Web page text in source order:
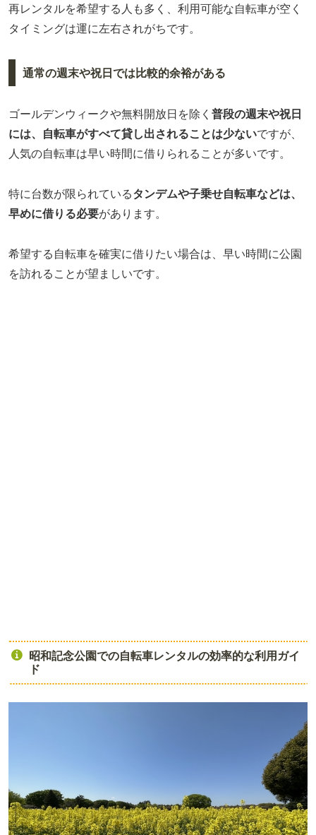
再レンタルを希望する人も多く、利用可能な自転車が空く
タイミングは運に左右されがちです。
通常の週末や祝日では比較的余裕がある
ゴールデンウィークや無料開放日を除く 普段の週末や祝日
には、自転車がすべて貸し出されることは少ないですが、
人気の自転車は早い時間に借りられることが多いです。
特に台数が限られているタンデムや子乗せ自転車などは、
早めに借りる必要があります。
希望する自転車を確実に借りたい場合は、早い時間に公園
を訪れることが望ましいです。
昭和記念公園での自転車レンタルの効率的な利用ガイ
ド